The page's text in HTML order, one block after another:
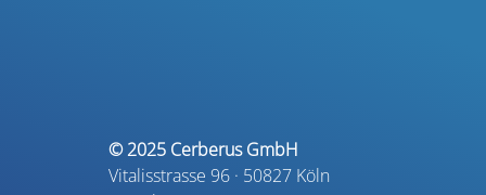
© 2025 Cerberus GmbH
Vitalisstrasse 96 · 50827 Köln